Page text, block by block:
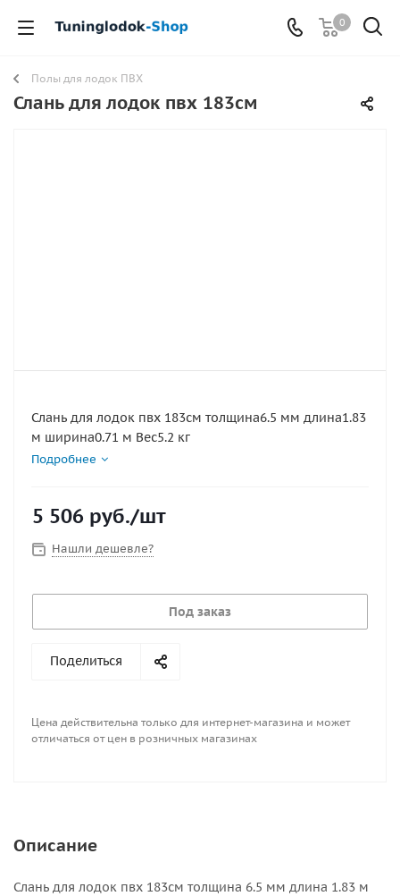
0
Полы для лодок ПВХ
Слань для лодок пвх 183см
Слань для лодок пвх 183см толщина6.5 мм длина1.83
м ширина0.71 м Вес5.2 кг
Подробнее
5 506 руб./шт
Нашли дешевле?
Под заказ
Поделиться
Цена действительна только для интернет-магазина и может
отличаться от цен в розничных магазинах
Описание
Слань для лодок пвх 183см толщина 6.5 мм длина 1.83 м